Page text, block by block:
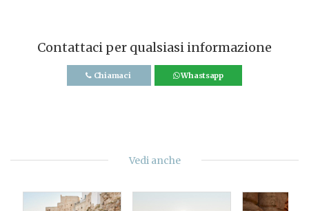
Contattaci per qualsiasi informazione
Chiamaci Whastsapp
Vedi anche